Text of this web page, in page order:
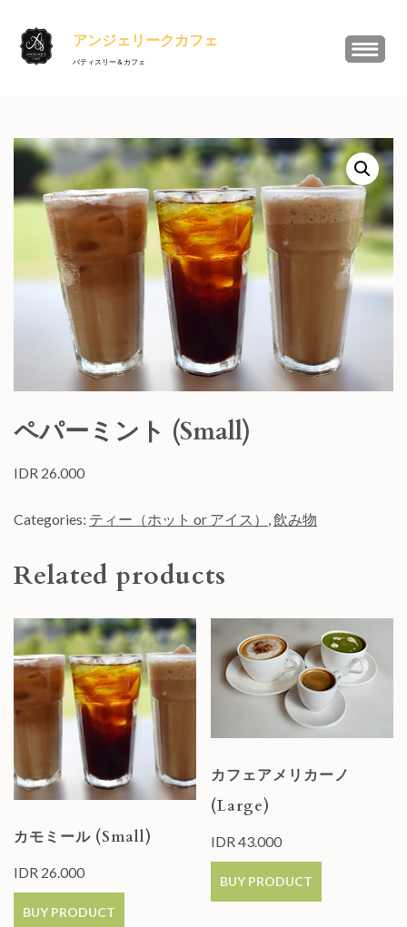
アンジェリークカフェ
パティスリー＆カフェ
ペパーミント (Small)
IDR 26.000
Categories: ティー（ホット or アイス） 飲み物
Related products
カモミール (Small)
IDR 26.000
BUY PRODUCT
カフェアメリカーノ
(Large)
IDR43.000
BUY PRODUCT